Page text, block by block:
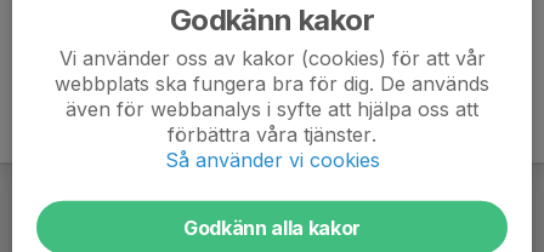
Godkänn kakor
Vi använder oss av kakor (cookies) för att vår
webbplats ska fungera bra för dig. De används
även för webbanalys i syfte att hjälpa oss att
förbättra våra tjänster.
Så använder vi cookies
Godkänn alla kakor